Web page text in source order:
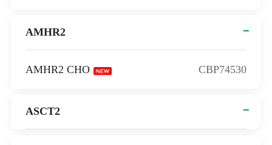
AMHR2
AMHR2 CHO CBP74530
ASCT2